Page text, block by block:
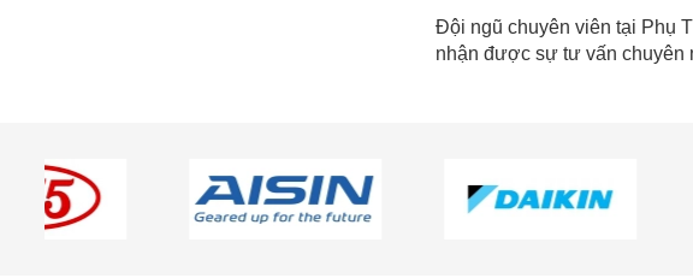
Đội ngũ chuyên viên tại Phụ
nhận được sự tư vấn chuyên